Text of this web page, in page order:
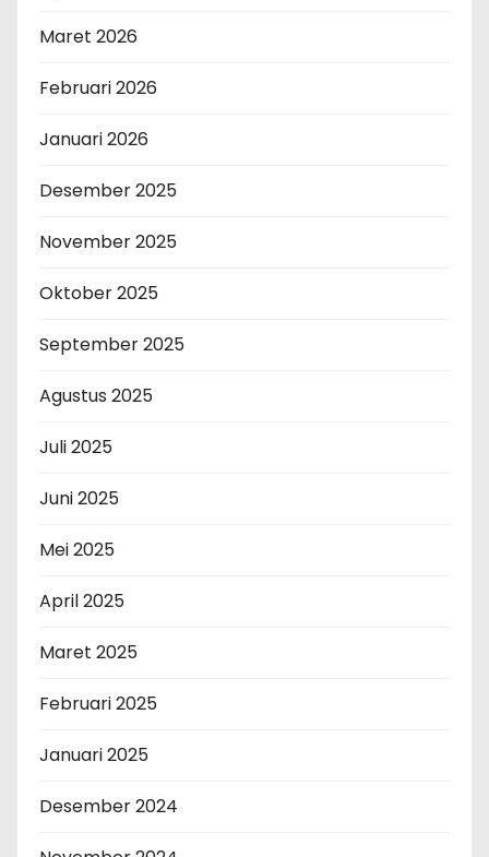
Maret 2026
Februari 2026
Januari 2026
Desember 2025
November 2025
Oktober 2025
September 2025
Agustus 2025
Juli 2025
Juni 2025
Mei 2025
April 2025
Maret 2025
Februari 2025
Januari 2025
Desember 2024